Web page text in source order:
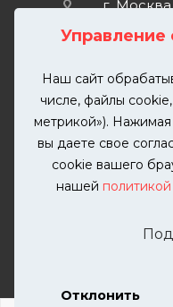
Наш сайт
числе, файлы
метрикой»).
вы даете свое
cookie вашего
нашей
Отклонить
г.
2026 © KUTUZOVV
автомобилей. Вся
разрешения